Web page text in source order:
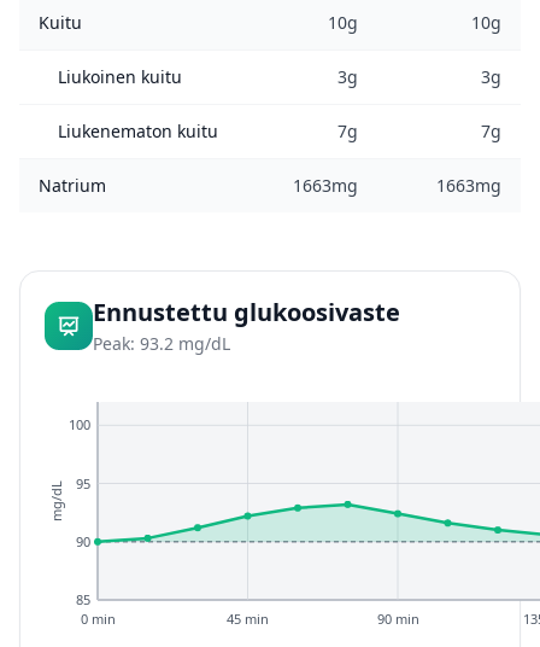
Kuitu 10g 10g
Liukoinen kuitu 3g 3g
Liukenematon kuitu 7g 7g
Natrium 1663mg 1663mg
Ennustettu glukoosivaste
Peak: 93.2 mg/dL
85
90
95
100
0 min 45 min 90 min
mg/dL